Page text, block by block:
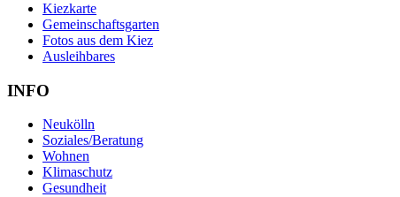
Kiezkarte
Gemeinschaftsgarten
Fotos aus dem Kiez
Ausleihbares
INFO
Neukölln
Soziales/Beratung
Wohnen
Klimaschutz
Gesundheit